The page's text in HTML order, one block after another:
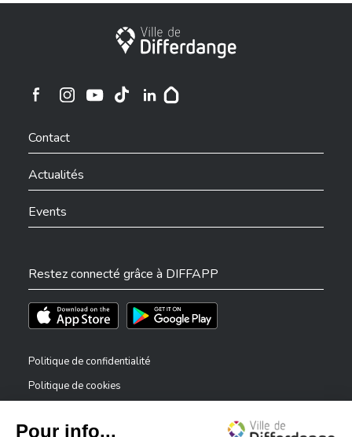
Ville de Differdange
Ville de Differdange sur Instagram
Contact
Actualités
Events
Restez connecté grâce à DIFFAPP
Téléchargez l'app sur l'App StoreTéléchargez l'app sur Play Store
Politique de confidentialité
Politique de cookies